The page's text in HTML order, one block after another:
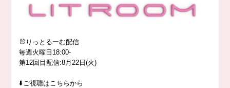
🐰りっとるーむ配信
毎週火曜日18:00-
第12回目配信:8月22日(火)
⬇️ご視聴はこちらから